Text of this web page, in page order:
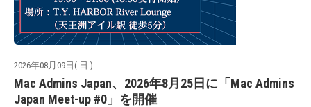
2026年08月09日( 日 )
Mac Admins Japan、2026年8月25日に「Mac Admins
Japan Meet-up #0」を開催